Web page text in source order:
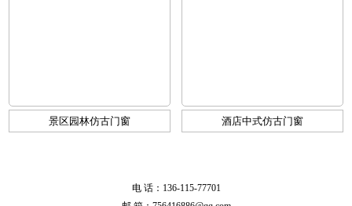
景区园林仿古门窗 酒店中式仿古门窗
电 话：136-115-77701